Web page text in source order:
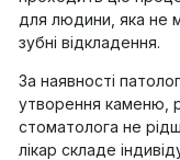
для людини, яка не
зубні відкладення.
За наявності
утворення каменю,
стоматолога не
лікар складе